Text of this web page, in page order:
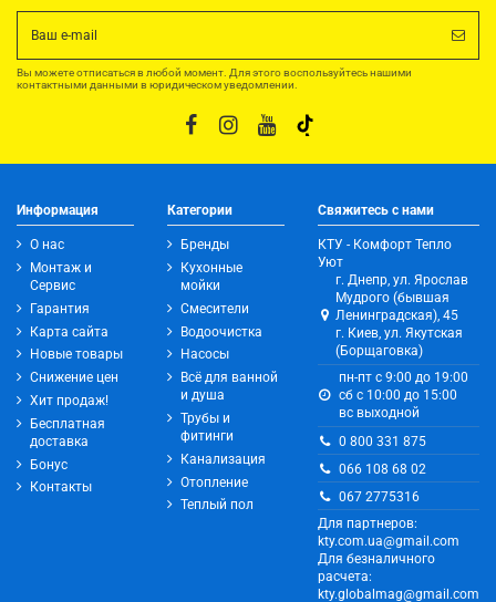
Вы можете отписаться в любой момент. Для этого воспользуйтесь нашими
контактными данными в юридическом уведомлении.
Информация
О нас
Монтаж и
Сервис
Гарантия
Карта сайта
Новые товары
Снижение цен
Хит продаж!
Бесплатная
доставка
Бонус
Контакты
Категории
Бренды
Кухонные
мойки
Смесители
Водоочистка
Насосы
Всё для ванной
и душа
Трубы и
фитинги
Канализация
Отопление
Теплый пол
Свяжитесь с нами
КТУ - Комфорт Тепло
Уют
г. Днепр, ул. Ярослав
Мудрого (бывшая
Ленинградская), 45
г. Киев, ул. Якутская
(Борщаговка)
пн-пт с 9:00 до 19:00
сб с 10:00 до 15:00
вс выходной
0 800 331 875
066 108 68 02
067 2775316
Для партнеров:
kty.com.ua@gmail.com
Для безналичного
расчета:
kty.globalmag@gmail.com